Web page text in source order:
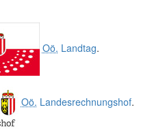
Oö. Landtag.
Oö. Landesrechnungshof.